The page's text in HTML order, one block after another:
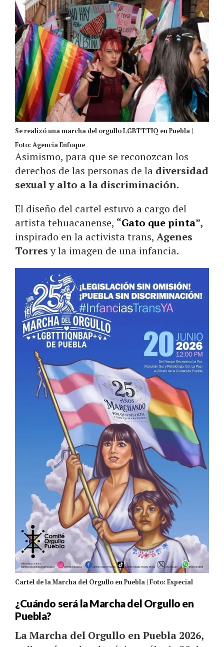
Se realizó una marcha del orgullo LGBTTTIQ en Puebla |
Foto: Agencia Enfoque
Asimismo, para que se reconozcan los
derechos de las personas de la diversidad
sexual y alto a la discriminación.
El diseño del cartel estuvo a cargo del
artista tehuacanense, “Gato que pinta”,
inspirado en la activista trans, Agenes
Torresy la imagen de una infancia.
Cartel de la Marcha del Orgullo en Puebla | Foto: Especial
¿Cuándo será la Marcha del Orgullo en
Puebla?
La Marcha del Orgullo en Puebla 2026,